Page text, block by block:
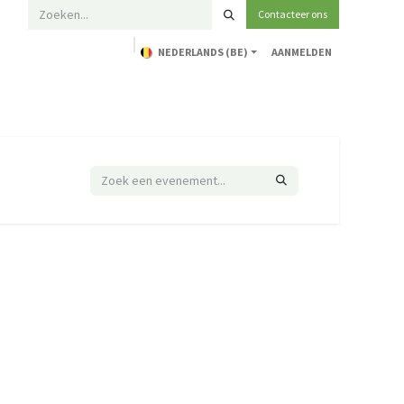
Contacteer ons
NEDERLANDS (BE) AANMELDEN